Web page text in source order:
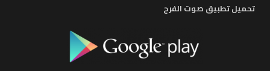
تحميل تطبيق صوت الفرح